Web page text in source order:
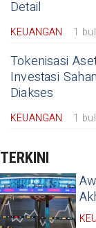
Detail
KEUANGAN 1
Tokenisasi
Investasi
Diakses
KEUANGAN 1
TERKINI